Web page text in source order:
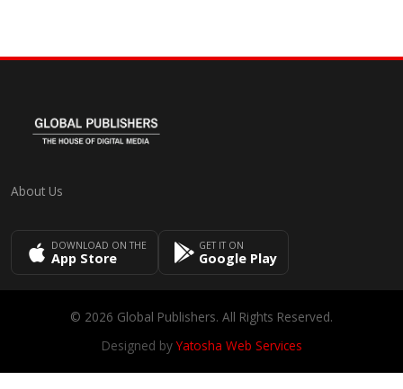
About Us
DOWNLOAD ON THE
App Store
GET IT ON
Google Play
© 2026 Global Publishers. All Rights Reserved.
Designed byYatosha Web Services